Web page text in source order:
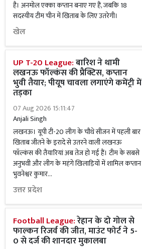
है। अनमोल एक्का कप्तान बनाए गए हैं, जबकि 18
सदस्यीय टीम चीन में खिताब के लिए उतरेगी।
खेल
UP T-20 League:बारिश ने थामी
लखनऊ फॉल्कंस की प्रैक्टिस, कप्तान
भुवी तैयार; पीयूष चावला लगाएंगे कमेंट्री में
तड़का
07 Aug 2026 15:11:47
Anjali Singh
लखनऊ। यूपी टी-20 लीग के चौथे सीजन में पहली बार
खिताब जीतने के इरादे से उतरने वाली लखनऊ
फॉल्कंस की तैयारियां अब तेज हो गई हैं। टीम के सबसे
अनुभवी और लीग के महंगे खिलाड़ियों में शामिल कप्तान
भुवनेश्वर कुमार...
उत्तर प्रदेश
Football League:रेहान के दो गोल से
फाल्कन रिजर्व की जीत, माउंट फोर्ट ने 5-
0 से दर्ज की शानदार मुकालबा